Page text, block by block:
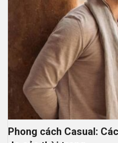
Phong cách Casual: